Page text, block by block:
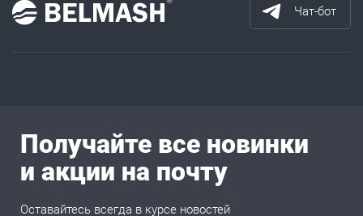
Чат-бот
Получайте все новинки
и акции на почту
Оставайтесь всегда в курсе новостей